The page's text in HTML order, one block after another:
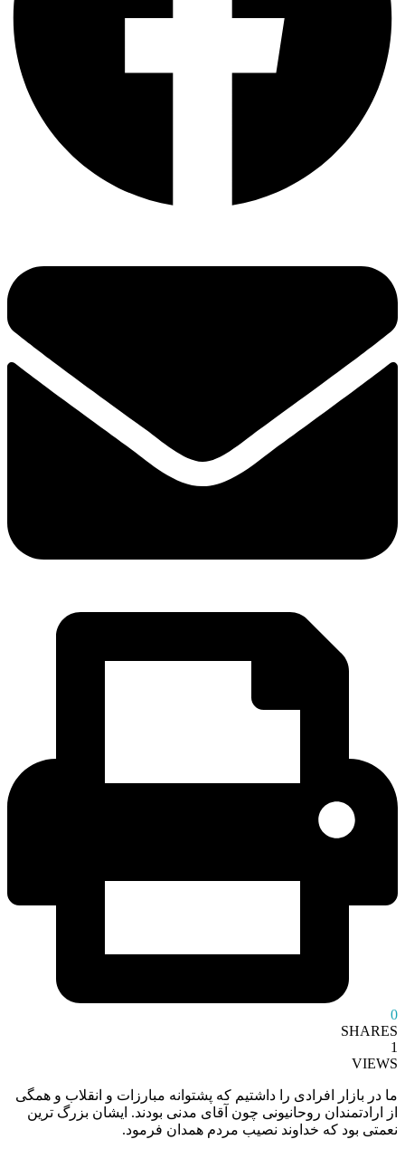
0
SHARES
1
VIEWS
ما در بازار افرادی را داشتیم که پشتوانه مبارزات و انقلاب و همگی
از ارادتمندان روحانیونی چون آقای مدنی بودند. ایشان بزرگ ترین
نعمتی بود که خداوند نصیب مردم همدان فرمود.